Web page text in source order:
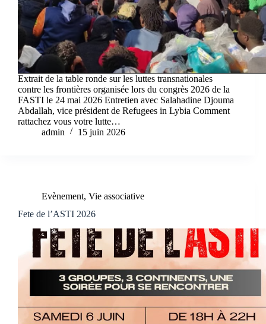
Extrait de la table ronde sur les luttes transnationales
contre les frontières organisée lors du congrès 2026 de la
FASTI le 24 mai 2026 Entretien avec Salahadine Djouma
Abdallah, vice président de Refugees in Lybia Comment
rattachez vous votre lutte…
admin
15 juin 2026
Evènement, Vie associative
Fete de l’ASTI 2026